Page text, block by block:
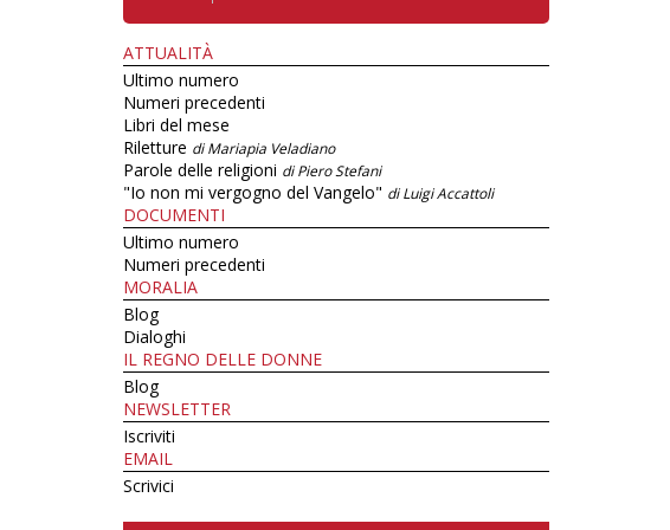
ATTUALITÀ
Ultimo numero
Numeri precedenti
Libri del mese
Riletture di Mariapia Veladiano
Parole delle religioni di Piero Stefani
"Io non mi vergogno del Vangelo" di Luigi Accattoli
DOCUMENTI
Ultimo numero
Numeri precedenti
MORALIA
Blog
Dialoghi
IL REGNO DELLE DONNE
Blog
NEWSLETTER
Iscriviti
EMAIL
Scrivici